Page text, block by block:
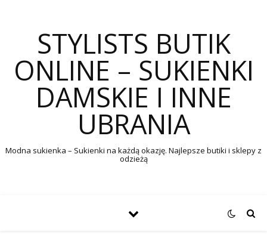
STYLISTS BUTIK
ONLINE – SUKIENKI
DAMSKIE I INNE
UBRANIA
Modna sukienka – Sukienki na każdą okazję. Najlepsze butiki i sklepy z
odzieżą